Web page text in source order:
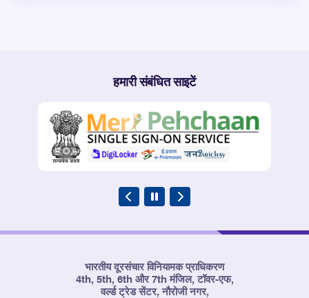
हमारी संबंधित साइटें
भारतीय दूरसंचार विनियामक प्राधिकरण
4th, 5th, 6th और 7th मंजिल, टॉवर-एफ,
वर्ल्ड ट्रेड सेंटर, नौरोजी नगर,